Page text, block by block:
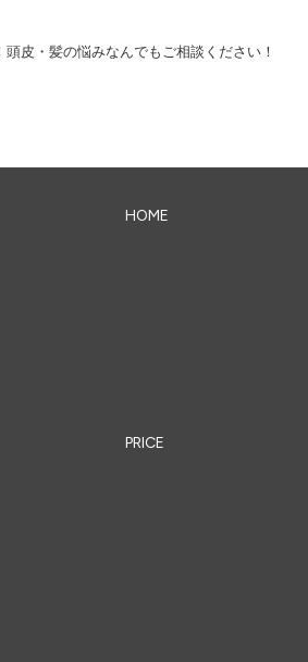
皮・髪の悩みなんでもご相談ください！
ONLINE STORE
HOME
PRICE